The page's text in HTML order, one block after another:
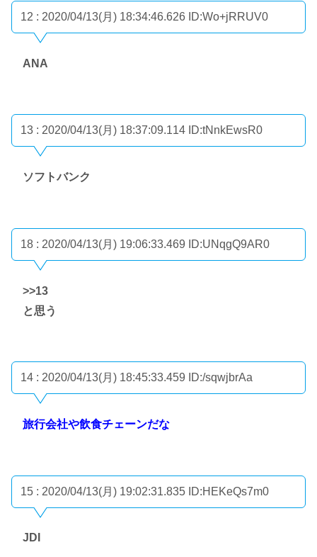
12 : 2020/04/13(月) 18:34:46.626 ID:Wo+jRRUV0
ANA
13 : 2020/04/13(月) 18:37:09.114 ID:tNnkEwsR0
ソフトバンク
18 : 2020/04/13(月) 19:06:33.469 ID:UNqgQ9AR0
>>13
と思う
14 : 2020/04/13(月) 18:45:33.459 ID:/sqwjbrAa
旅行会社や飲食チェーンだな
15 : 2020/04/13(月) 19:02:31.835 ID:HEKeQs7m0
JDI